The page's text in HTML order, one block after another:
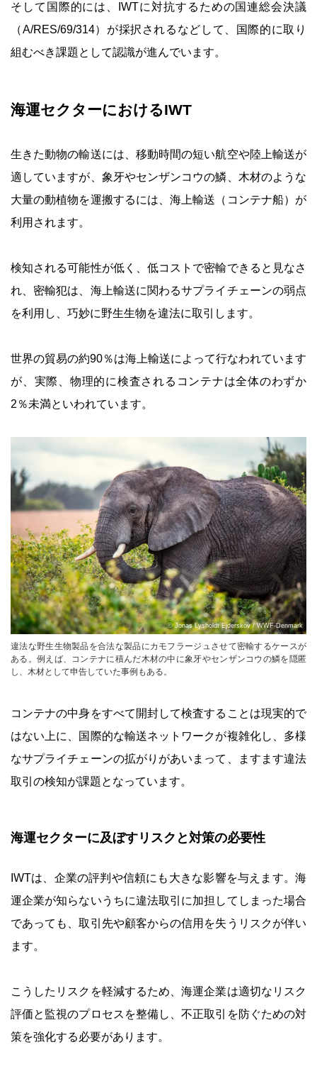
そして国際的には、IWTに対抗するための国連総会決議
（A/RES/69/314）が採択されるなどして、国際的に取り
組むべき課題として認識が進んでいます。
海運セクターにおけるIWT
生きた動物の輸送には、移動時間の短い航空や陸上輸送が
適していますが、象牙やセンザンコウの鱗、木材のような
大量の動植物を運搬するには、海上輸送（コンテナ船）が
利用されます。
検知される可能性が低く、低コストで密輸できると見なさ
れ、密輸犯は、海上輸送に関わるサプライチェーンの弱点
を利用し、巧妙に野生生物を違法に取引します。
世界の貿易の約90％は海上輸送によって行なわれています
が、実際、物理的に検査されるコンテナは全体のわずか
2％未満といわれています。
© Jonas Lysholdt Ejderskov / WWF-Denmark
違法な野生生物製品を合法な製品にカモフラージュさせて密輸するケースが
ある。例えば、コンテナに積んだ木材の中に象牙やセンザンコウの鱗を隠匿
し、木材として申告していた事例もある。
コンテナの中身をすべて開封して検査することは現実的で
はない上に、国際的な輸送ネットワークが複雑化し、多様
なサプライチェーンの拡がりがあいまって、ますます違法
取引の検知が課題となっています。
海運セクターに及ぼすリスクと対策の必要性
IWTは、企業の評判や信頼にも大きな影響を与えます。海
運企業が知らないうちに違法取引に加担してしまった場合
であっても、取引先や顧客からの信用を失うリスクが伴い
ます。
こうしたリスクを軽減するため、海運企業は適切なリスク
評価と監視のプロセスを整備し、不正取引を防ぐための対
策を強化する必要があります。